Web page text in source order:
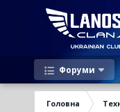
Форуми
Головна